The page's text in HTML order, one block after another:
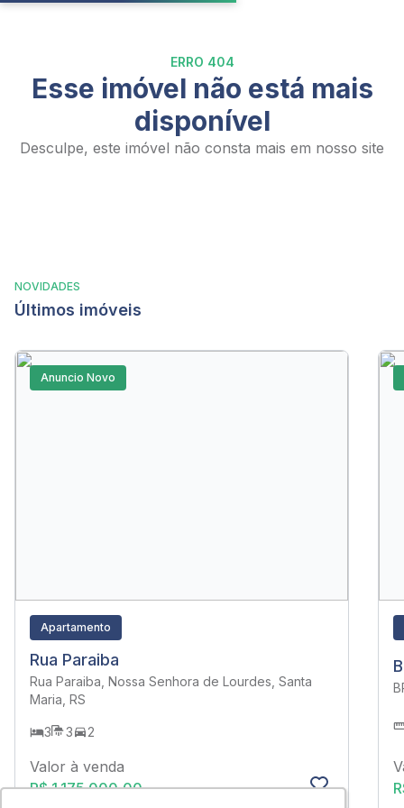
ERRO 404
Esse imóvel não está mais
disponível
Desculpe, este imóvel não consta mais em nosso site
NOVIDADES
Últimos imóveis
Anuncio Novo
Apartamento
Rua Paraiba
Rua Paraiba, Nossa Senhora de Lourdes, Santa
Maria, RS
3 3 2
Valor à venda
R$ 1.175.000,00